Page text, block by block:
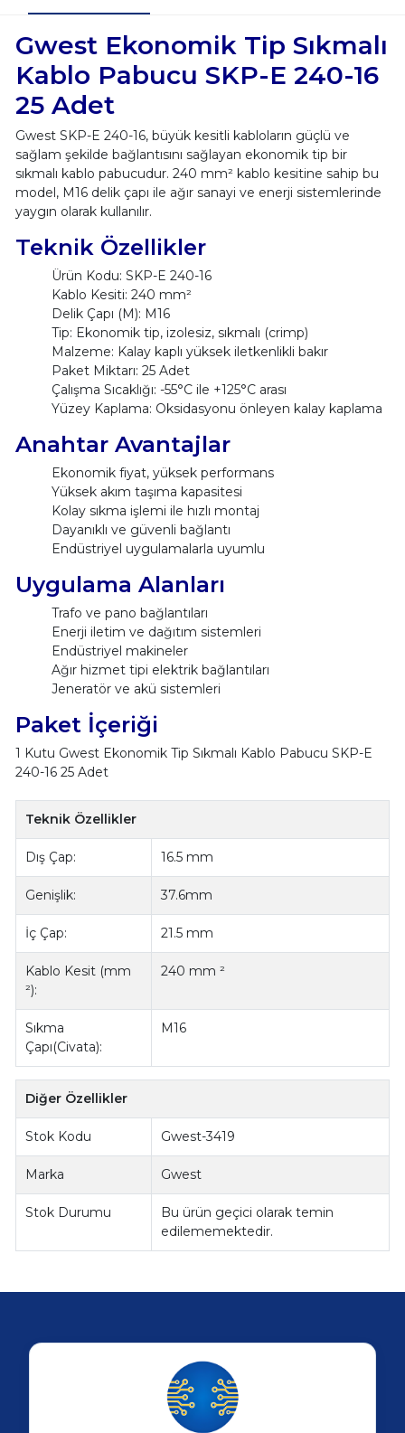
Gwest Ekonomik Tip Sıkmalı
Kablo Pabucu SKP-E 240-16
25 Adet
Gwest SKP-E 240-16, büyük kesitli kabloların güçlü ve
sağlam şekilde bağlantısını sağlayan ekonomik tip bir
sıkmalı kablo pabucudur. 240 mm² kablo kesitine sahip bu
model, M16 delik çapı ile ağır sanayi ve enerji sistemlerinde
yaygın olarak kullanılır.
Teknik Özellikler
Ürün Kodu: SKP-E 240-16
Kablo Kesiti: 240 mm²
Delik Çapı (M): M16
Tip: Ekonomik tip, izolesiz, sıkmalı (crimp)
Malzeme: Kalay kaplı yüksek iletkenlikli bakır
Paket Miktarı: 25 Adet
Çalışma Sıcaklığı: -55°C ile +125°C arası
Yüzey Kaplama: Oksidasyonu önleyen kalay kaplama
Anahtar Avantajlar
Ekonomik fiyat, yüksek performans
Yüksek akım taşıma kapasitesi
Kolay sıkma işlemi ile hızlı montaj
Dayanıklı ve güvenli bağlantı
Endüstriyel uygulamalarla uyumlu
Uygulama Alanları
Trafo ve pano bağlantıları
Enerji iletim ve dağıtım sistemleri
Endüstriyel makineler
Ağır hizmet tipi elektrik bağlantıları
Jeneratör ve akü sistemleri
Paket İçeriği
1 Kutu Gwest Ekonomik Tip Sıkmalı Kablo Pabucu SKP-E
240-16 25 Adet
Teknik Özellikler
Dış Çap: 16.5 mm
Genişlik: 37.6mm
İç Çap: 21.5 mm
Kablo Kesit (mm
²):
240 mm ²
Sıkma
Çapı(Civata):
M16
Diğer Özellikler
Stok Kodu Gwest-3419
Marka Gwest
Stok Durumu
Bu ürün geçici olarak temin
edilememektedir.